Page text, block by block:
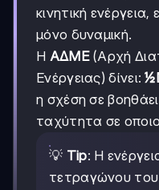
κινητική
μόνο δυναμική.
Η ΑΔΜΕ(Αρχή
Ενέργειας) δίνει:
η σχέση σε
ταχύτητα σε
💡 Tip: Η
τετραγώνου